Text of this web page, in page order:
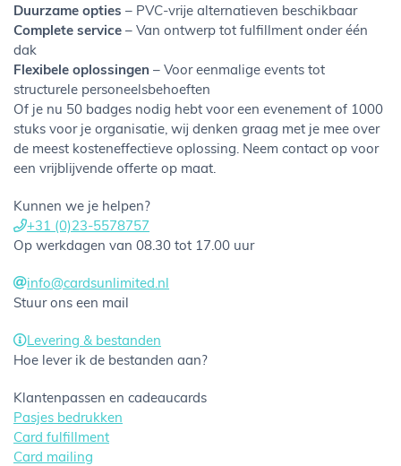
Duurzame opties – PVC-vrije alternatieven beschikbaar
Complete service – Van ontwerp tot fulfillment onder één
dak
Flexibele oplossingen – Voor eenmalige events tot
structurele personeelsbehoeften
Of je nu 50 badges nodig hebt voor een evenement of 1000
stuks voor je organisatie, wij denken graag met je mee over
de meest kosteneffectieve oplossing. Neem contact op voor
een vrijblijvende offerte op maat.
Kunnen we je helpen?
+31 (0)23-5578757
Op werkdagen van 08.30 tot 17.00 uur
info@cardsunlimited.nl
Stuur ons een mail
Levering & bestanden
Hoe lever ik de bestanden aan?
Klantenpassen en cadeaucards
Pasjes bedrukken
Card fulfillment
Card mailing